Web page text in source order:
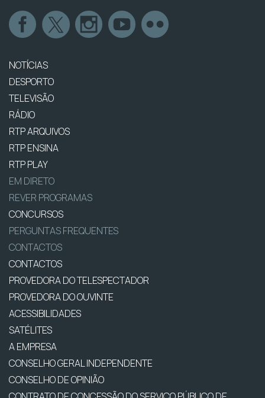
NOTÍCIAS
DESPORTO
TELEVISÃO
RÁDIO
RTP ARQUIVOS
RTP ENSINA
RTP PLAY
EM DIRETO
REVER PROGRAMAS
CONCURSOS
PERGUNTAS FREQUENTES
CONTACTOS
CONTACTOS
PROVEDORA DO TELESPECTADOR
PROVEDORA DO OUVINTE
ACESSIBILIDADES
SATÉLITES
A EMPRESA
CONSELHO GERAL INDEPENDENTE
CONSELHO DE OPINIÃO